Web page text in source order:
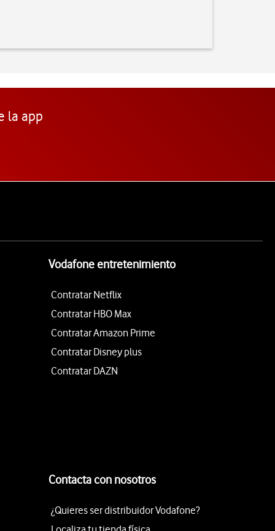
la app
Vodafone entretenimiento
Contratar Netflix
Contratar HBO Max
Contratar Amazon Prime
Contratar Disney plus
Contratar DAZN
Contacta con nosotros
¿Quieres ser distribuidor Vodafone?